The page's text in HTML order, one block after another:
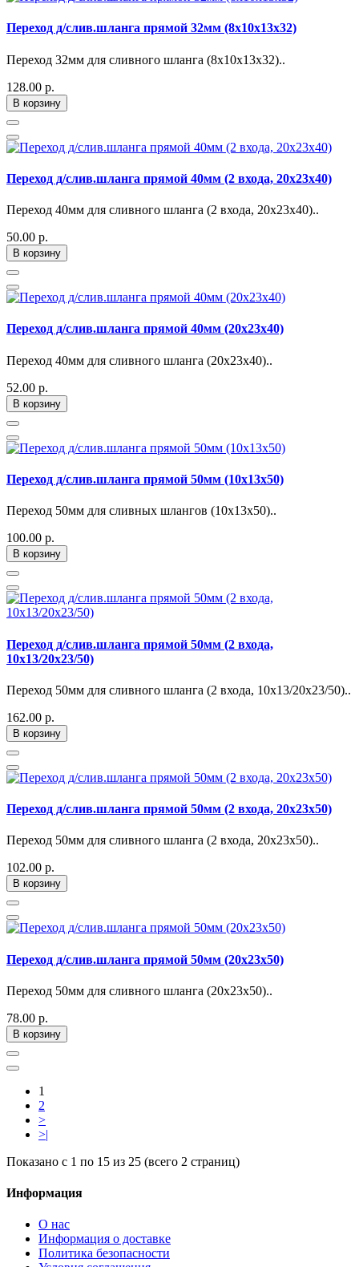
Переход д/слив.шланга прямой 32мм (8х10х13х32)
Переход 32мм для сливного шланга (8х10х13х32)..
128.00 р.
В корзину
Переход д/слив.шланга прямой 40мм (2 входа, 20х23х40)
Переход 40мм для сливного шланга (2 входа, 20х23х40)..
50.00 р.
В корзину
Переход д/слив.шланга прямой 40мм (20х23х40)
Переход 40мм для сливного шланга (20х23х40)..
52.00 р.
В корзину
Переход д/слив.шланга прямой 50мм (10х13х50)
Переход 50мм для сливных шлангов (10х13х50)..
100.00 р.
В корзину
Переход д/слив.шланга прямой 50мм (2 входа,
10х13/20х23/50)
Переход 50мм для сливного шланга (2 входа, 10х13/20х23/50)..
162.00 р.
В корзину
Переход д/слив.шланга прямой 50мм (2 входа, 20х23х50)
Переход 50мм для сливного шланга (2 входа, 20х23х50)..
102.00 р.
В корзину
Переход д/слив.шланга прямой 50мм (20х23х50)
Переход 50мм для сливного шланга (20х23х50)..
78.00 р.
В корзину
1
2
>
>|
Показано с 1 по 15 из 25 (всего 2 страниц)
Информация
О нас
Информация о доставке
Политика безопасности